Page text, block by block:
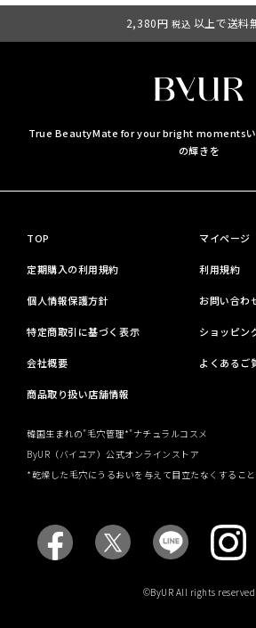
2,380円税込 以上で送料
True BeautyMate for your bright moments
の輝きを
TOP
定期購入の利用規約
個人情報保護方針
マイページ
利用規約
お問い合わ
特定商取引に基づく表示
会社概要
商品取り扱い店舗情報
ショッピン
よくあるご
韓国生まれの"毛穴管理*"ナチュラルコスメ
ByUR（バイユア）公式オンラインストア
*乾燥した毛穴にうるおいを与えて目立たなくすること
©ByUR All rights reserved